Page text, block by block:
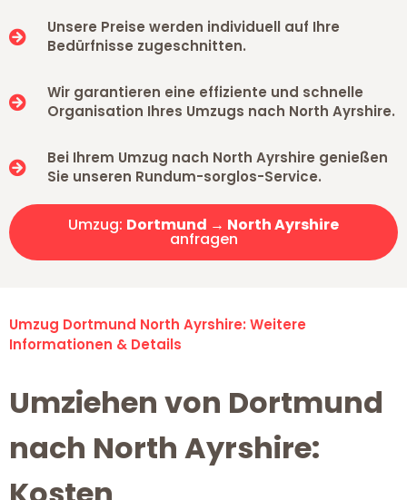
Unsere Preise werden individuell auf Ihre
Bedürfnisse zugeschnitten.
Wir garantieren eine effiziente und schnelle
Organisation Ihres Umzugs nach North Ayrshire.
Bei Ihrem Umzug nach North Ayrshire genießen
Sie unseren Rundum-sorglos-Service.
Umzug: Dortmund → North Ayrshire
anfragen
Umzug Dortmund North Ayrshire: Weitere
Informationen & Details
Umziehen von Dortmund
nach North Ayrshire: